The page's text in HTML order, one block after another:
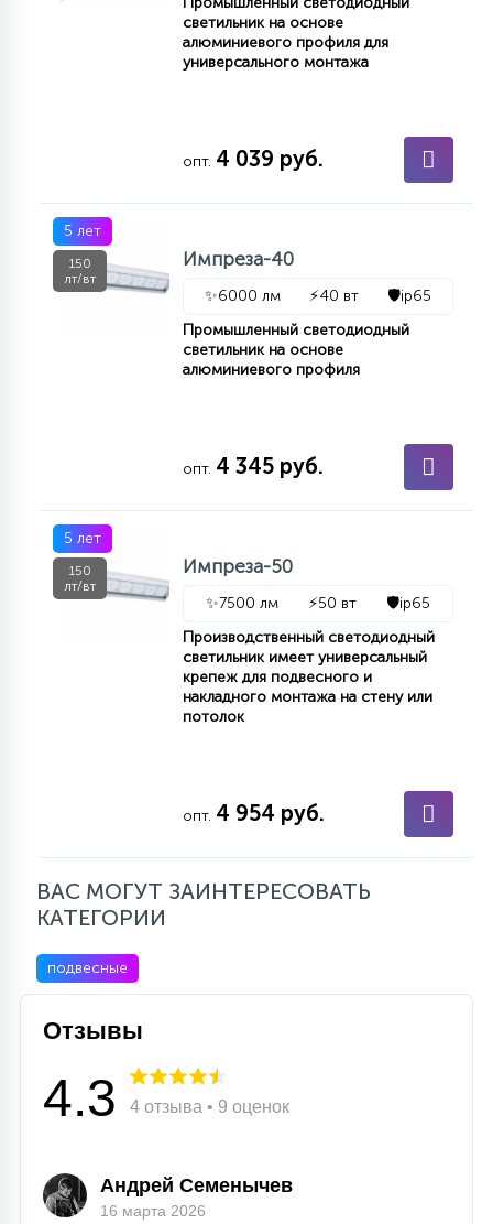
светильник на основе
алюминиевого профиля для
универсального монтажа
опт. 4 039 руб.
5 лет
150
лт/вт
Импреза-40
✨6000 лм ⚡40 вт 🛡️ip65
Промышленный светодиодный
светильник на основе
алюминиевого профиля
опт. 4 345 руб.
5 лет
150
лт/вт
Импреза-50
✨7500 лм ⚡50 вт 🛡️ip65
Производственный светодиодный
светильник имеет универсальный
крепеж для подвесного и
накладного монтажа на стену или
потолок
опт. 4 954 руб.
ВАС МОГУТ ЗАИНТЕРЕСОВАТЬ
КАТЕГОРИИ
подвесные
Отзывы
4.3 4 отзыва • 9 оценок
Андрей Семенычев
16 марта 2026